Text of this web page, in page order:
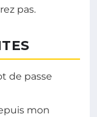
pas.
de passe
mon